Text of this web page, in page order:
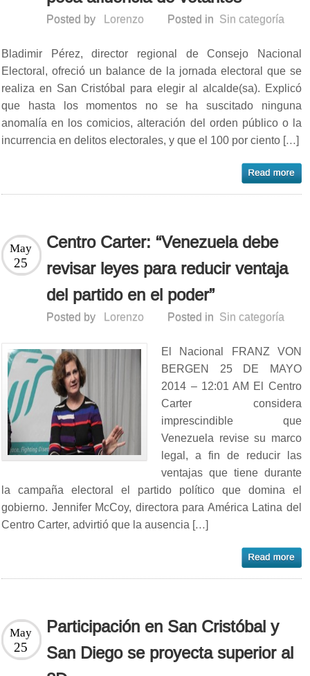
Posted by Lorenzo Posted in Sin categoría
Bladimir Pérez, director regional de Consejo Nacional
Electoral, ofreció un balance de la jornada electoral que se
realiza en San Cristóbal para elegir al alcalde(sa). Explicó
que hasta los momentos no se ha suscitado ninguna
anomalía en los comicios, alteración del orden público o la
incurrencia en delitos electorales, y que el 100 por ciento […]
Centro Carter: “Venezuela debe
revisar leyes para reducir ventaja
del partido en el poder”
May
25
Posted by Lorenzo Posted in Sin categoría
El Nacional FRANZ VON
BERGEN 25 DE MAYO
2014 – 12:01 AM El Centro
Carter considera
imprescindible que
Venezuela revise su marco
legal, a fin de reducir las
ventajas que tiene durante
la campaña electoral el partido político que domina el
gobierno. Jennifer McCoy, directora para América Latina del
Centro Carter, advirtió que la ausencia […]
Participación en San Cristóbal y
San Diego se proyecta superior al
May
25